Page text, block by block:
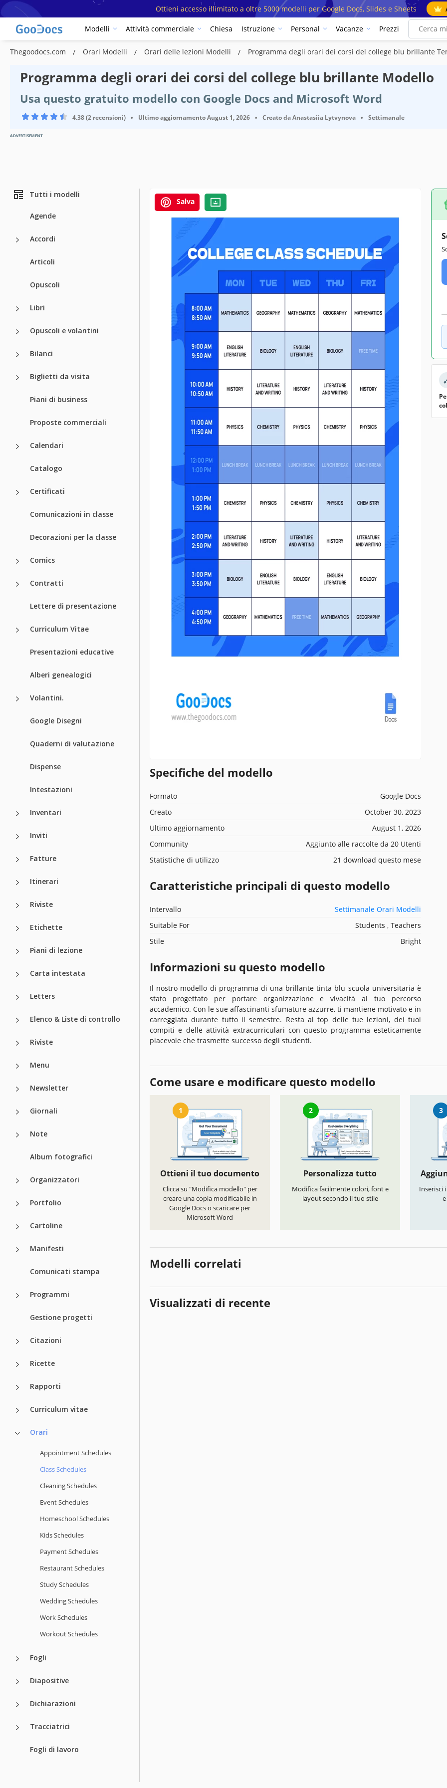
Ottieni accesso illimitato a oltre 5000 modelli per Google Docs, Slides e Sheets
Modelli Attività commerciale Chiesa Istruzione Personal Vacanze Prezzi
Thegoodocs.com Orari Modelli Orari delle lezioni Modelli Programma degli orari dei corsi del college blu brillante
Programma degli orari dei corsi del college blu brillante Modello
Usa questo gratuito modello con Google Docs and Microsoft Word
4.38 (2 recensioni) • Ultimo aggiornamentoAugust 1, 2026 • Creato daAnastasiia Lytvynova • Settimanale
ADVERTISEMENT
Tutti i modelli
Agende
Accordi
Articoli
Opuscoli
Libri
Opuscoli e volantini
Bilanci
Biglietti da visita
Piani di business
Proposte commerciali
Calendari
Catalogo
Certificati
Comunicazioni in classe
Decorazioni per la classe
Comics
Contratti
Lettere di presentazione
Curriculum Vitae
Presentazioni educative
Alberi genealogici
Volantini.
Google Disegni
Quaderni di valutazione
Dispense
Intestazioni
Inventari
Inviti
Fatture
Itinerari
Riviste
Etichette
Piani di lezione
Carta intestata
Letters
Elenco & Liste di controllo
Riviste
Menu
Newsletter
Giornali
Note
Album fotografici
Organizzatori
Portfolio
Cartoline
Manifesti
Comunicati stampa
Programmi
Gestione progetti
Citazioni
Ricette
Rapporti
Curriculum vitae
Orari
Appointment Schedules
Class Schedules
Cleaning Schedules
Event Schedules
Homeschool Schedules
Kids Schedules
Payment Schedules
Restaurant Schedules
Study Schedules
Wedding Schedules
Work Schedules
Workout Schedules
Fogli
Diapositive
Dichiarazioni
Tracciatrici
Fogli di lavoro
Salva
Specifiche del modello
Formato
Google Docs
Creato
October 30, 2023
Ultimo aggiornamento
August 1, 2026
Community
Aggiunto alle raccolte da 20 Utenti
Statistiche di utilizzo
21 download questo mese
Caratteristiche principali di questo modello
Intervallo
Settimanale Orari Modelli
Suitable For
Students , Teachers
Stile
Bright
Informazioni su questo modello
Il nostro modello di programma di una brillante tinta blu scuola universitaria è
stato progettato per portare organizzazione e vivacità al tuo percorso
accademico. Con le sue affascinanti sfumature azzurre, ti mantiene motivato e in
carreggiata durante tutto il semestre. Resta al top delle tue lezioni, dei tuoi
compiti e delle attività extracurriculari con questo programma esteticamente
piacevole che trasmette successo degli studenti.
Come usare e modificare questo modello
1
Ottieni il tuo documento
Clicca su "Modifica modello" per
creare una copia modificabile in
Google Docs o scaricare per
Microsoft Word
2
Personalizza tutto
Modifica facilmente colori, font e
layout secondo il tuo stile
3
Inserisci
Modelli correlati
Visualizzati di recente